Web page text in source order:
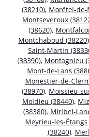
(38210), Morêtel-de-
Montseveroux
(38620),
Montchaboud (38220)
Saint-Martin
(38390), Montagnieu
Mont-de-Lans
Monestier-de-
(38970), Moissieu-
Moidieu (38440),
(38380), Miribel-
Meyrieu-les-Étangs
(38240),